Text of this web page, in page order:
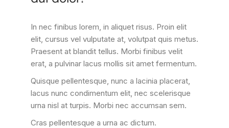
In nec finibus lorem, in aliquet risus. Proin elit
elit, cursus vel vulputate at, volutpat quis metus.
Praesent at blandit tellus. Morbi finibus velit
erat, a pulvinar lacus mollis sit amet fermentum.
Quisque pellentesque, nunc a lacinia placerat,
lacus nunc condimentum elit, nec scelerisque
urna nisl at turpis. Morbi nec accumsan sem.
Cras pellentesque a urna ac dictum.